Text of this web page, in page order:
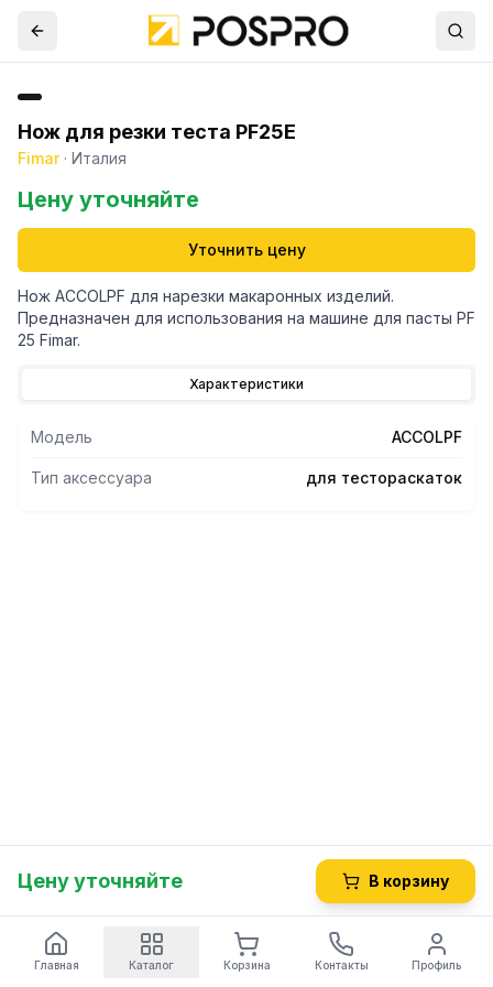
Нож для резки теста PF25E
Fimar· Италия
Цену уточняйте
Уточнить цену
Нож ACCOLPF для нарезки макаронных изделий.
Предназначен для использования на машине для пасты PF
25 Fimar.
Характеристики
Модель ACCOLPF
Тип аксессуара для тестораскаток
Цену уточняйте В корзину
Главная Каталог Корзина Контакты Профиль